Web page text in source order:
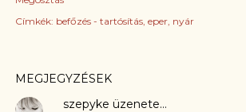
Címkék: befőzés - tartósítás eper nyár
MEGJEGYZÉSEK
szepyke üzenete…